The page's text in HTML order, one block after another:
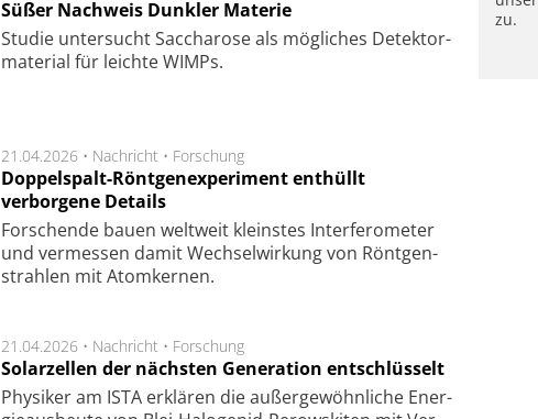
Süßer Nachweis Dunkler Materie
Studie unter­sucht Saccha­ro­se als mög­li­ches De­tek­tor­
ma­te­rial für leich­te WIMPs.
21.04.2026 • Nachricht • Forschung
Doppelspalt-Röntgenexperiment enthüllt
verborgene Details
For­schen­de bau­en welt­weit kleins­tes In­ter­fe­ro­me­ter
und ver­mes­sen da­mit Wech­sel­wir­kung von Rönt­gen­
strah­len mit Atom­ker­nen.
21.04.2026 • Nachricht • Forschung
Solarzellen der nächsten Generation entschlüsselt
Physiker am ISTA er­klä­ren die außer­ge­wöhn­li­che Ener­
zu.